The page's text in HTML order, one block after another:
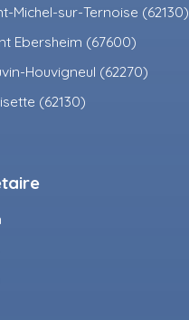
Michel-sur-Ternoise (62130)
Ebersheim (67600)
Houvigneul (62270)
(62130)